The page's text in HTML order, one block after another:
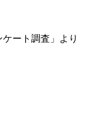
ート調査」より